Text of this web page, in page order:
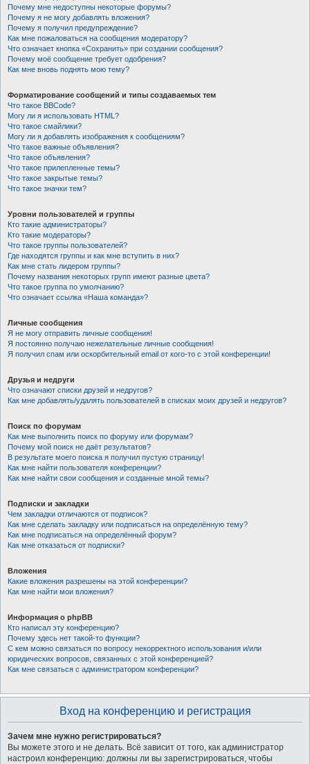
Почему мне недоступны некоторые форумы?
Почему я не могу добавлять вложения?
Почему я получил предупреждение?
Как мне пожаловаться на сообщения модератору?
Что означает кнопка «Сохранить» при создании сообщения?
Почему моё сообщение требует одобрения?
Как мне вновь поднять мою тему?
Форматирование сообщений и типы создаваемых тем
Что такое BBCode?
Могу ли я использовать HTML?
Что такое смайлики?
Могу ли я добавлять изображения к сообщениям?
Что такое важные объявления?
Что такое объявления?
Что такое прилепленные темы?
Что такое закрытые темы?
Что такое значки тем?
Уровни пользователей и группы
Кто такие администраторы?
Кто такие модераторы?
Что такое группы пользователей?
Где находятся группы и как мне вступить в них?
Как мне стать лидером группы?
Почему названия некоторых групп имеют разные цвета?
Что такое группа по умолчанию?
Что означает ссылка «Наша команда»?
Личные сообщения
Я не могу отправить личные сообщения!
Я постоянно получаю нежелательные личные сообщения!
Я получил спам или оскорбительный email от кого-то с этой конференции!
Друзья и недруги
Что означают списки друзей и недругов?
Как мне добавлять/удалять пользователей в списках моих друзей и недругов?
Поиск по форумам
Как мне выполнить поиск по форуму или форумам?
Почему мой поиск не даёт результатов?
В результате моего поиска я получил пустую страницу!
Как мне найти пользователя конференции?
Как мне найти свои сообщения и созданные мной темы?
Подписки и закладки
Чем закладки отличаются от подписок?
Как мне сделать закладку или подписаться на определённую тему?
Как мне подписаться на определённый форум?
Как мне отказаться от подписки?
Вложения
Какие вложения разрешены на этой конференции?
Как мне найти мои вложения?
Информация о phpBB
Кто написал эту конференцию?
Почему здесь нет такой-то функции?
С кем можно связаться по вопросу некорректного использования и/или
юридических вопросов, связанных с этой конференцией?
Как мне связаться с администратором конференции?
Вход на конференцию и регистрация
Зачем мне нужно регистрироваться?
Вы можете этого и не делать. Всё зависит от того, как администратор
настроил конференцию: должны ли вы зарегистрироваться, чтобы